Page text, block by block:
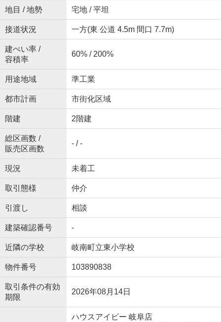
地目 / 地勢 宅地 / 平坦
接道状況 一方(東 公道 4.5m 間口 7.7m)
建ぺい率 /
容積率
60% / 200%
用途地域 準工業
都市計画 市街化区域
階建 2階建
総区画数 /
販売区画数
- / -
現況 未着工
取引態様 仲介
引渡し 相談
建築確認番号 -
近隣の学校 岐南町立東小学校
物件番号 103890838
取引条件の有効
期限
2026年08月14日
ハウスアイビー 岐阜店